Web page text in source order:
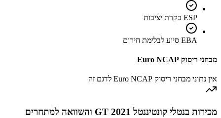
ESP בקרת יציבות
EBA סיוע לבלימת חירום
מבחני ריסוק Euro NCAP
אין נתוני מבחני ריסוק Euro NCAP לדגם זה
מכירות בנטלי קונטיננטל GT 2021 והשוואה למתחרים